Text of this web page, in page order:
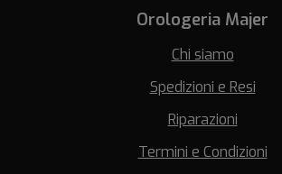
Orologeria Majer
Chi siamo
Spedizioni e Resi
Riparazioni
Termini e Condizioni